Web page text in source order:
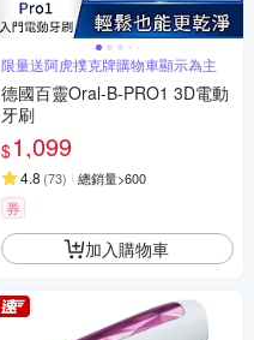
限量送阿虎撲克牌購物車顯示為主
德國百靈Oral-B-PRO1 3D電動
牙刷
$1,099
4.8 (73) 總銷量>600
券
加入購物車